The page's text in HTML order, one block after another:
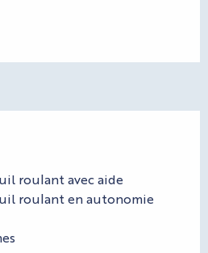
roulant avec aide
roulant en autonomie